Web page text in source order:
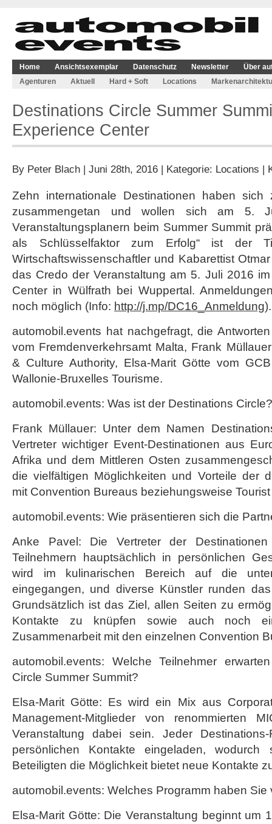
Home Ansichtsexemplar Datenschutz Newsletter
Über
Agenturen
Aktuell Hard + Soft Locations
Destinations Circle Summer
Experience Center
By Peter Blach | Juni 28th, 2016 | Kategorie: Locations |
Zehn internationale Destinationen haben sich
zusammengetan und wollen sich am 5.
Veranstaltungsplanern beim Summer Summit
als Schlüsselfaktor zum Erfolg“ ist der
Wirtschaftswissenschaftler und Kabarettist
das Credo der Veranstaltung am 5. Juli 2016
Center in Wülfrath bei Wuppertal.
noch möglich (Info: http://j.mp/DC16_Anmeldung).
automobil.events hat nachgefragt, die
vom Fremdenverkehrsamt Malta, Frank
& Culture Authority, Elsa-Marit Götte vom
Wallonie-Bruxelles Tourisme.
automobil.events: Was ist der Destinations Circle?
Frank Müllauer: Unter dem Namen
Vertreter wichtiger Event-Destinationen aus
Afrika und dem Mittleren Osten
die vielfältigen Möglichkeiten und Vorteile der
mit Convention Bureaus beziehungsweise
automobil.events: Wie präsentieren sich die
Anke Pavel: Die Vertreter der
Teilnehmern hauptsächlich in persönlichen
wird im kulinarischen Bereich auf die
eingegangen, und diverse Künstler runden
Grundsätzlich ist das Ziel, allen Seiten zu
Kontakte zu knüpfen sowie auch noch
Zusammenarbeit mit den einzelnen Convention
automobil.events: Welche Teilnehmer
Circle Summer Summit?
Elsa-Marit Götte: Es wird ein Mix aus
Management-Mitglieder von renommierten
Veranstaltung dabei sein. Jeder
persönlichen Kontakte eingeladen,
Beteiligten die Möglichkeit bietet neue Kontakte
automobil.events: Welches Programm haben Sie
Elsa-Marit Götte: Die Veranstaltung beginnt um